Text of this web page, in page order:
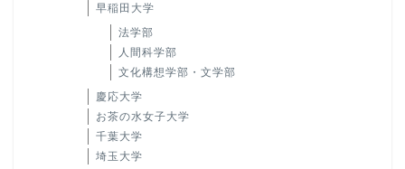
早稲田大学
法学部
人間科学部
文化構想学部・文学部
慶応大学
お茶の水女子大学
千葉大学
埼玉大学